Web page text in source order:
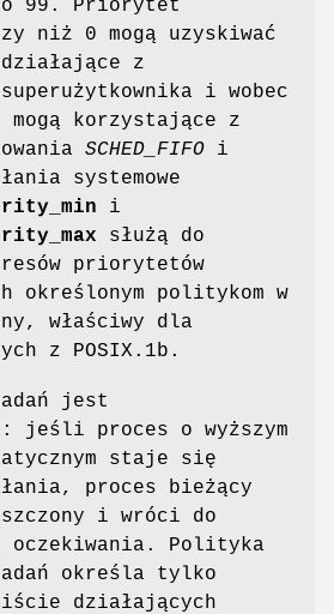
99. Priorytet
niż 0 mogą uzyskiwać
z
i wobec
korzystające z
SCHED_FIFO i
systemowe
i
służą do
priorytetów
określonym politykom w
właściwy dla
z POSIX.1b.
jest
jeśli proces o wyższym
staje się
proces bieżący
i wróci do
Polityka
określa tylko
działających